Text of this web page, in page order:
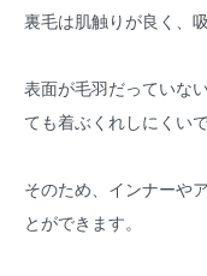
裏毛は肌触りが良く、
表面が毛羽だっていな
ても着ぶくれしにくいで
そのため、インナーや
とができます。